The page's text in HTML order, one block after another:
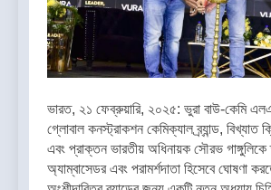
ভারত, ২১ ফেব্রুয়ারি, ২০২৫: ভুরা বাউ-কেমি
গ্লোবাল কনস্ট্রাকশন কেমিক্যাল ব্র্যান্ড, বিখ্যাত
এবং প্রাক্তন ভারতীয় অধিনায়ক সৌরভ গাঙ্গুলিকে
অ্যাম্বাসেডর এবং পরামর্শদাতা হিসেবে ঘোষণা